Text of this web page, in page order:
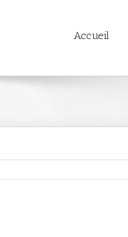
Accueil